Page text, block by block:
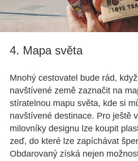
4. Mapa světa
Mnohý cestovatel bude rád,
navštívené země zaznačit na
stíratelnou mapu světa, kde si
navštívené destinace. Pro ještě
milovníky designu lze koupit
zeď, do které lze zapíchávat
Obdarovaný získá nejen